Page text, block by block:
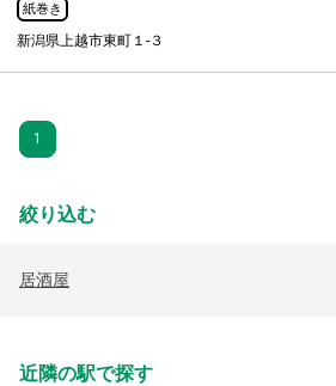
紙巻き
新潟県上越市東町１-３
1
絞り込む
居酒屋
近隣の駅で探す